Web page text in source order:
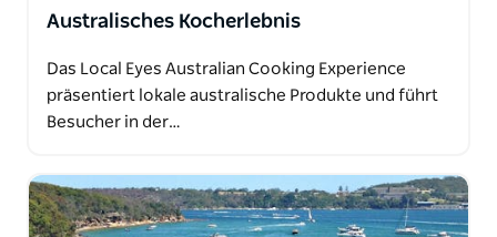
modernen, klimatisierten Fahrzeugen statt, die
Australisches Kocherlebnis
Das Local Eyes Australian Cooking Experience
präsentiert lokale australische Produkte und führt
Besucher in der…